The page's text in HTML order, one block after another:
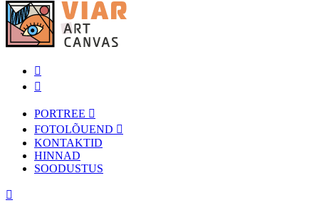
PORTREE
FOTOLÕUEND
KONTAKTID
HINNAD
SOODUSTUS